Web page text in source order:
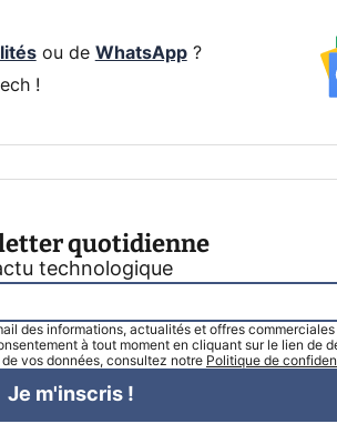
ou de WhatsApp?
!
quotidienne
technologique
des informations, actualités et offres
à tout moment en cliquant sur le lien de
vos données, consultez notre Politique de
Je m'inscris !